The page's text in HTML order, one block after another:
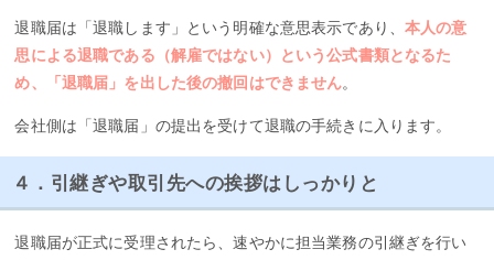
退職届は「退職します」という明確な意思表示であり、本人の意
思による退職である（解雇ではない）という公式書類となるた
め、「退職届」を出した後の撤回はできません。
会社側は「退職届」の提出を受けて退職の手続きに入ります。
４．引継ぎや取引先への挨拶はしっかりと
退職届が正式に受理されたら、速やかに担当業務の引継ぎを行い